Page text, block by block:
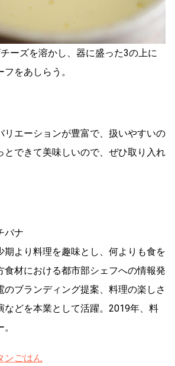
ーズを溶かし、器に盛った3の上に
をあしらう。
リエーションが豊富で、扱いやすいの
とできて美味しいので、ぜひ取り入れ
バナ
期より料理を趣味とし、何よりも食を
食材における都市部シェフへの情報発
のブランディング提案、料理の楽しさ
などを本業として活躍。2019年、料
ンごはん